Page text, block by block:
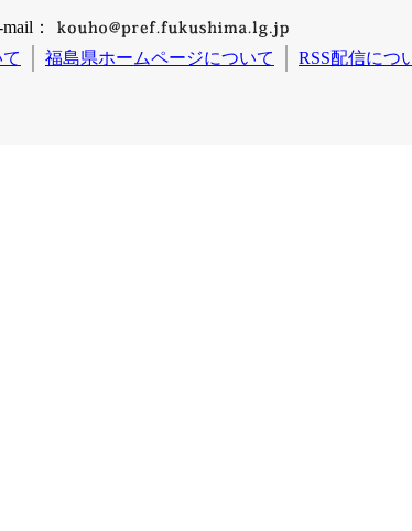
：
福島県ホームページについて
RSS配信につ